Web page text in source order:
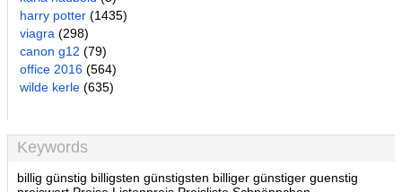
harry potter (1435)
viagra (298)
canon g12 (79)
office 2016 (564)
wilde kerle (635)
Keywords
billig günstig billigsten günstigsten billiger günstiger guenstig